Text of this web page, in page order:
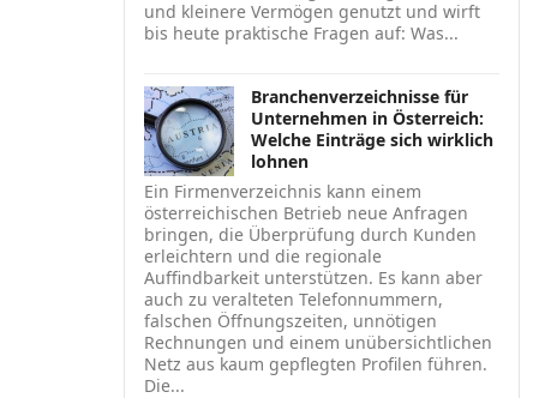
und kleinere Vermögen genutzt und wirft
bis heute praktische Fragen auf: Was...
Branchenverzeichnisse für
Unternehmen in Österreich:
Welche Einträge sich wirklich
lohnen
Ein Firmenverzeichnis kann einem
österreichischen Betrieb neue Anfragen
bringen, die Überprüfung durch Kunden
erleichtern und die regionale
Auffindbarkeit unterstützen. Es kann aber
auch zu veralteten Telefonnummern,
falschen Öffnungszeiten, unnötigen
Rechnungen und einem unübersichtlichen
Netz aus kaum gepflegten Profilen führen.
Die...